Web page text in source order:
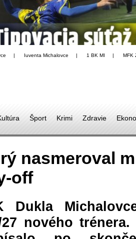
| Iuventa Michalovce | 1 BK MI | MFK
Šport Krimi Zdravie
nasmeroval
off
Dukla
27 nového